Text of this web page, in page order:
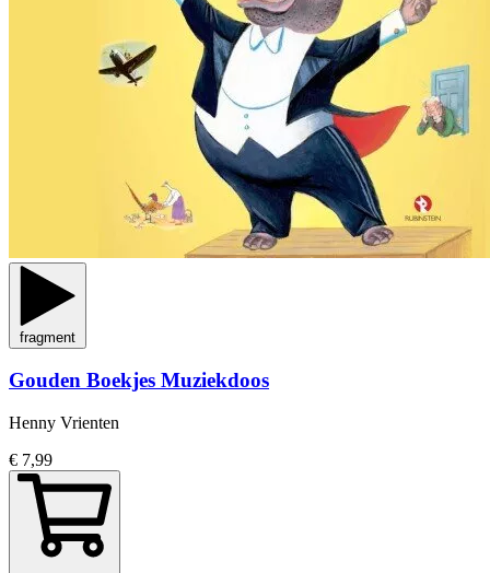
fragment
Gouden Boekjes Muziekdoos
Henny Vrienten
€ 7,99